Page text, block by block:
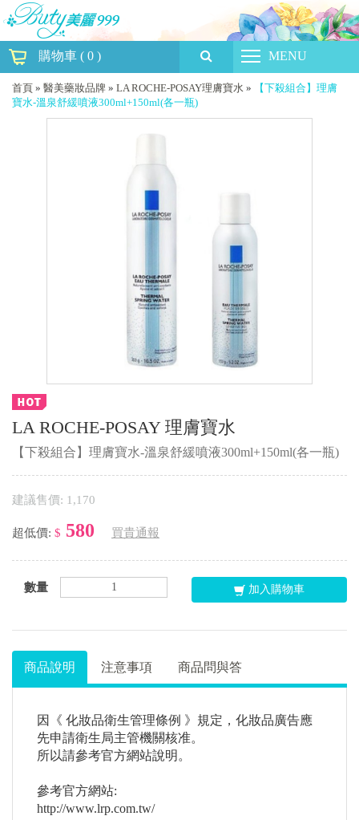
購物車 ( 0 ) MENU
首頁 » 醫美藥妝品牌 » LA ROCHE-POSAY理膚寶水 »
【下殺組合】理膚
寶水-溫泉舒緩噴液300ml+150ml(各一瓶)
LA ROCHE-POSAY 理膚寶水
【下殺組合】理膚寶水-溫泉舒緩噴液300ml+150ml(各一瓶)
建議售價: 1,170
超低價: $ 580 買貴通報
數量 加入購物車
商品說明 注意事項 商品問與答
因《 化妝品衛生管理條例 》規定，化妝品廣告應
先申請衛生局主管機關核准。
所以請參考官方網站說明。
參考官方網站:
http://www.lrp.com.tw/